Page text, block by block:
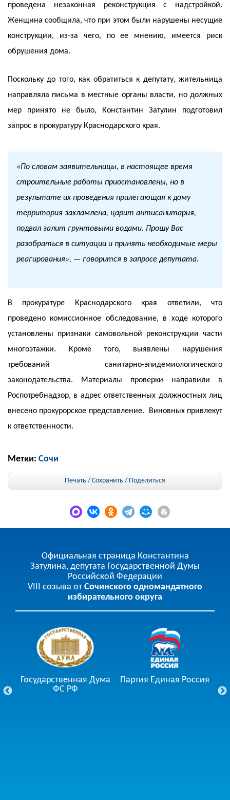
проведена незаконная реконструкция с надстройкой.
Женщина сообщила, что при этом были нарушены несущие
конструкции, из-за чего, по ее мнению, имеется риск
обрушения дома.
Поскольку до того, как обратиться к депутату, жительница
направляла письма в местные органы власти, но должных
мер принято не было, Константин Затулин подготовил
запрос в прокуратуру Краснодарского края.
«По словам заявительницы, в настоящее время
строительные работы приостановлены, но в
результате их проведения прилегающая к дому
территория захламлена, царит антисанитария,
подвал залит грунтовыми водами. Прошу Вас
разобраться в ситуации и принять необходимые меры
реагирования», — говорится в запросе депутата.
В прокуратуре Краснодарского края ответили, что
проведено комиссионное обследование, в ходе которого
установлены признаки самовольной реконструкции части
многоэтажки. Кроме того, выявлены нарушения
требований санитарно-эпидемиологического
законодательства. Материалы проверки направили в
Роспотребнадзор, в адрес ответственных должностных лиц
внесено прокурорское представление. Виновных привлекут
к ответственности.
Метки: Сочи
Печать / Сохранить / Поделиться
Официальная страница Константина
Затулина, депутата Государственной Думы
Российской Федерации
VIII созыва от Сочинского одномандатного
избирательного округа
Государственная Дума
ФС РФ
Партия Единая Россия